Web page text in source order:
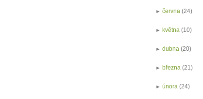
►června (24)
►května (10)
►dubna (20)
►března (21)
►února (24)